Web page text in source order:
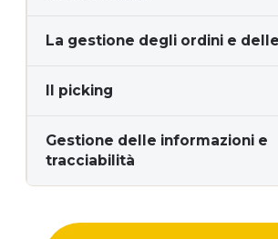
La gestione degli ordini e
Il picking
Gestione delle informazioni e
tracciabilità